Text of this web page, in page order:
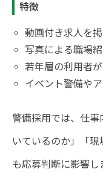
特徴
動画付き求人を
写真による職場
若年層の利用者
イベント警備や
警備採用では、仕
いているのか」「
も応募判断に影響